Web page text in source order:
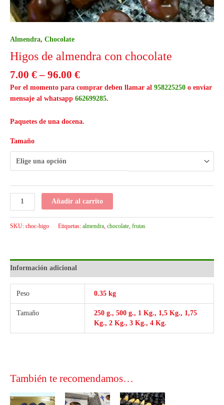
Almendra, Chocolate
Higos de almendra con chocolate
7.00 €– 96.00 €
Por el momento para comprar deben llamar al 958225250 o enviar
mensaje al whatsapp 662699285.
Paquetes de una docena.
Tamaño
Añadir al carrito
SKU: choc-higo Etiquetas: almendra, chocolate, frutas
Información adicional
Peso 0.35 kg
Tamaño
250 g., 500 g., 1 Kg., 1,5 Kg., 1,75
Kg., 2 Kg., 3 Kg., 4 Kg.
También te recomendamos…
Este
Este
Este